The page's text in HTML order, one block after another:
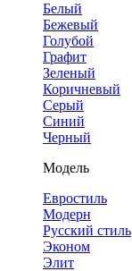
Белый
Бежевый
Голубой
Графит
Зеленый
Коричневый
Серый
Синий
Черный
Модель
Евростиль
Модерн
Русский стиль
Эконом
Элит